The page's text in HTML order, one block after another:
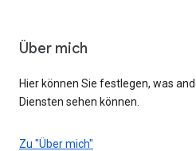
Über mich
Hier können Sie festlegen, was
Diensten sehen können.
Zu "Über mich"